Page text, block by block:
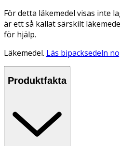
För detta läkemedel visas inte
är ett så kallat särskilt
för hjälp.
Läkemedel. Läs bipacksedeln
Produktfakta